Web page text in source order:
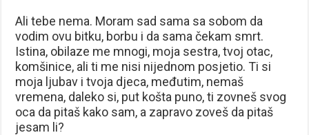
Ali tebe nema. Moram sad sama sa sobom da
vodim ovu bitku, borbu i da sama čekam smrt.
Istina, obilaze me mnogi, moja sestra, tvoj otac,
komšinice, ali ti me nisi nijednom posjetio. Ti si
moja ljubav i tvoja djeca, međutim, nemaš
vremena, daleko si, put košta puno, ti zovneš svog
oca da pitaš kako sam, a zapravo zoveš da pitaš
jesam li?